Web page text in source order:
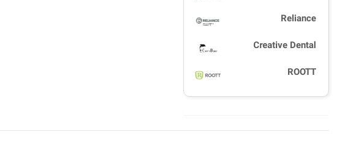
Reliance
Creative Dental
ROOTT